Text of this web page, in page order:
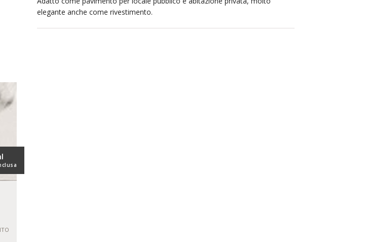
elegante anche come rivestimento.